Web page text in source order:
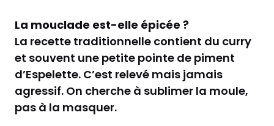
La mouclade est-elle épicée ?
La recette traditionnelle contient du curry
et souvent une petite pointe de piment
d’Espelette. C’est relevé mais jamais
agressif. On cherche à sublimer la moule,
pas à la masquer.